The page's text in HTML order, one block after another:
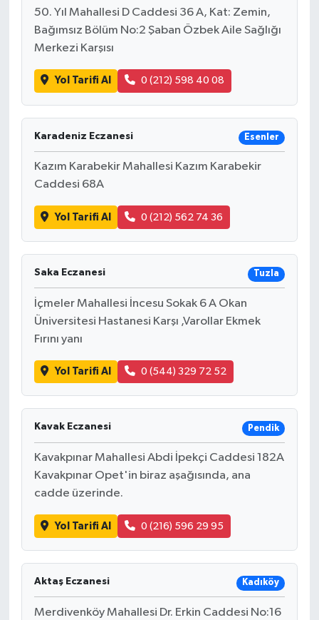
50. Yıl Mahallesi D Caddesi 36 A, Kat: Zemin,
Bağımsız Bölüm No:2 Şaban Özbek Aile Sağlığı
Merkezi Karşısı
Yol Tarifi Al 0 (212) 598 40 08
Karadeniz Eczanesi Esenler
Kazım Karabekir Mahallesi Kazım Karabekir
Caddesi 68A
Yol Tarifi Al 0 (212) 562 74 36
Saka Eczanesi Tuzla
İçmeler Mahallesi İncesu Sokak 6 A Okan
Üniversitesi Hastanesi Karşı ,Varollar Ekmek
Fırını yanı
Yol Tarifi Al 0 (544) 329 72 52
Kavak Eczanesi Pendik
Kavakpınar Mahallesi Abdi İpekçi Caddesi 182A
Kavakpınar Opet'in biraz aşağısında, ana
cadde üzerinde.
Yol Tarifi Al 0 (216) 596 29 95
Aktaş Eczanesi Kadıköy
Merdivenköy Mahallesi Dr. Erkin Caddesi No:16